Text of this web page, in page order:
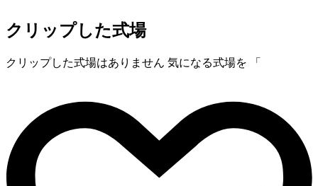
クリップした式場
クリップした式場はありません 気になる式場を 「